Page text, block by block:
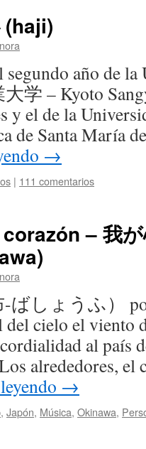
(haji)
nora
segundo año de
学 – Kyoto
y el de la
de Santa María
→
| 111 comentarios
– 我
nora
ばしょうふ）
cielo el viento
al país
alrededores, el
→
, Japón, Música, Okinawa,